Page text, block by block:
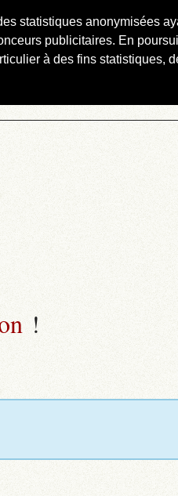
statistiques anonymisées
publicitaires. En
à des fins statistiques,
!